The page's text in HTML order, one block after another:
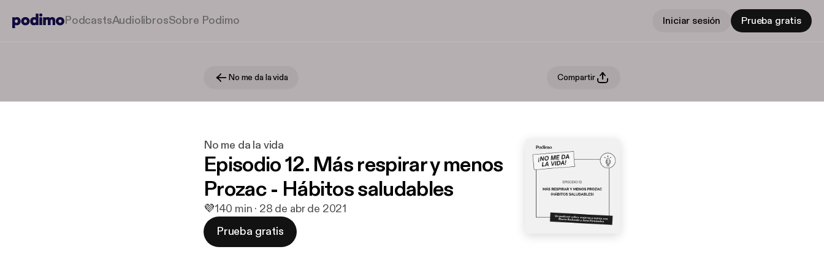
PodcastsAudiolibrosSobre Podimo Iniciar sesión Prueba gratis
No me da la vida Compartir
No me da la vida
Episodio 12. Más respirar y menos
Prozac - Hábitos saludables
💜140 min · 28 de abr de 2021
Prueba gratis